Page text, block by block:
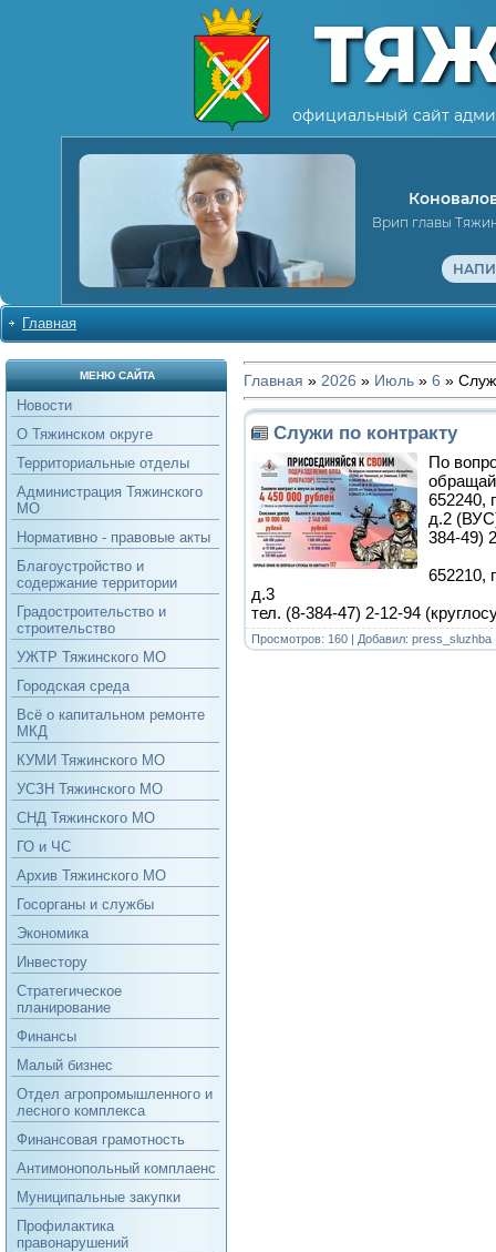
официальный сайт
Врип главы
Главная
МЕНЮ САЙТА
Новости
О Тяжинском округе
Территориальные отделы
Администрация Тяжинского
МО
Нормативно - правовые акты
Благоустройство и
содержание территории
Градостроительство и
строительство
УЖТР Тяжинского МО
Городская среда
Всё о капитальном ремонте
МКД
КУМИ Тяжинского МО
УСЗН Тяжинского МО
СНД Тяжинского МО
ГО и ЧС
Архив Тяжинского МО
Госорганы и службы
Экономика
Инвестору
Стратегическое
планирование
Финансы
Малый бизнес
Отдел агропромышленного и
лесного комплекса
Финансовая грамотность
Антимонопольный комплаенс
Муниципальные закупки
Профилактика
правонарушений
Главная » 2026 » Июль » 6 »
Служи по контракту
По
652240,
д.2
384-49)
652210,
д.3
тел. (8-384-47) 2-12-94
Просмотров: 160 | Добавил: press_sluzhba